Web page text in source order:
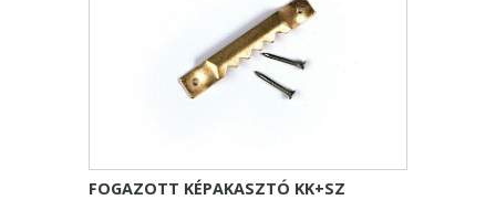
FOGAZOTT KÉPAKASZTÓ KK+SZ